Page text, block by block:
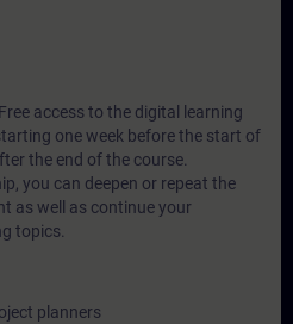
access to the digital learning
one week before the start of
the end of the course.
you can deepen or repeat the
as well as continue your
topics.
planners